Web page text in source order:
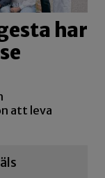
har
att leva